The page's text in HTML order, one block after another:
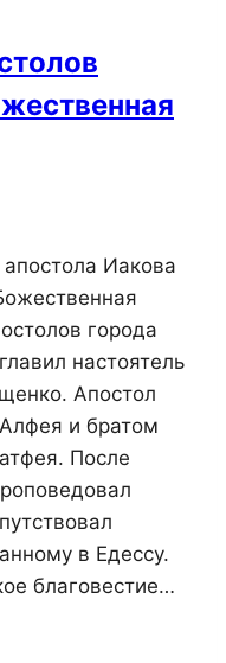
Иакова
города
настоятель
Апостол
и братом
После
в Едессу.
благовестие…